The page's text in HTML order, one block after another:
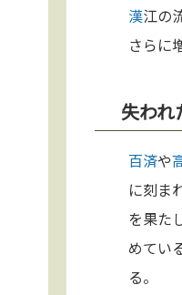
漢江の
さらに
失われ
百済や
に刻ま
を果た
めてい
る。